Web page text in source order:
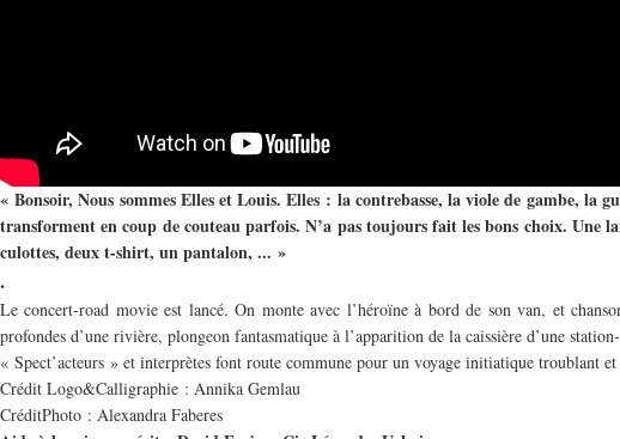
« Bonsoir, Nous sommes Elles et Louis. Elles : la contrebasse, la viole de gambe, la
transforment en coup de couteau parfois. N’a pas toujours fait les bons choix. Une
culottes, deux t-shirt, un pantalon, ... »
.
Le concert-road movie est lancé. On monte avec l’héroïne à bord de son van, et
profondes d’une rivière, plongeon fantasmatique à l’apparition de la caissière d’une
« Spect’acteurs » et interprètes font route commune pour un voyage initiatique troublant
Crédit Logo&Calligraphie : Annika Gemlau
CréditPhoto : Alexandra Faberes